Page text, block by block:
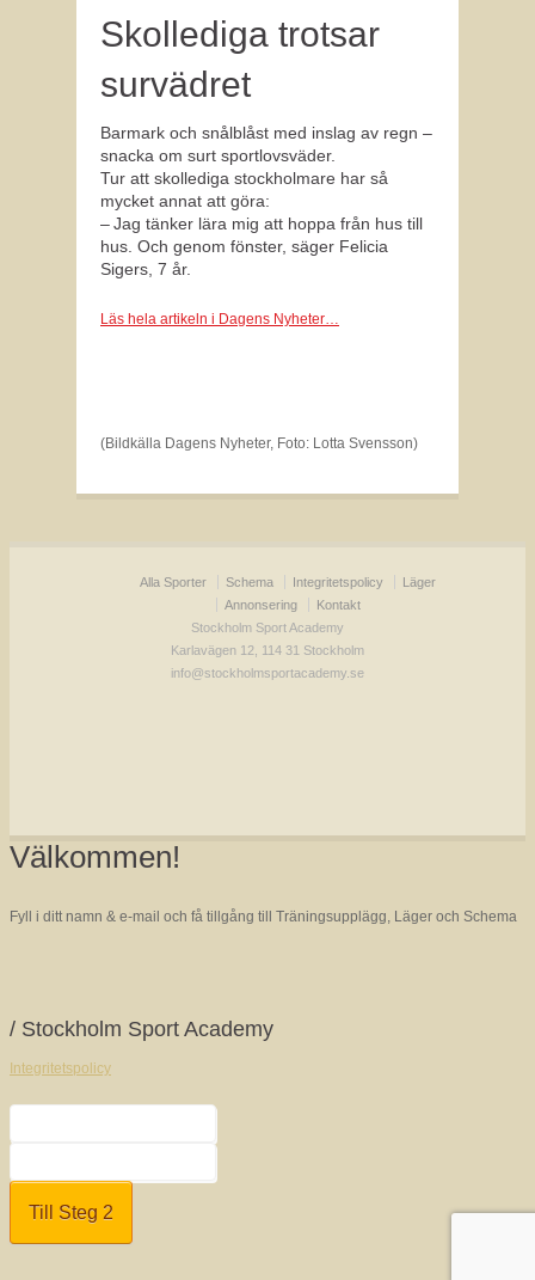
Skollediga trotsar
survädret
Barmark och snålblåst med inslag av regn –
snacka om surt sportlovsväder.
Tur att skollediga stockholmare har så
mycket annat att göra:
– Jag tänker lära mig att hoppa från hus till
hus. Och genom fönster, säger Felicia
Sigers, 7 år.
Läs hela artikeln i Dagens Nyheter…
(Bildkälla Dagens Nyheter, Foto: Lotta Svensson)
Alla Sporter Schema Integritetspolicy
Läger
Annonsering
Kontakt
Stockholm Sport Academy
Karlavägen 12, 114 31 Stockholm
info@stockholmsportacademy.se
Välkommen!
Fyll i ditt namn & e-mail och få tillgång till Träningsupplägg, Läger och Schema
/ Stockholm Sport Academy
Integritetspolicy